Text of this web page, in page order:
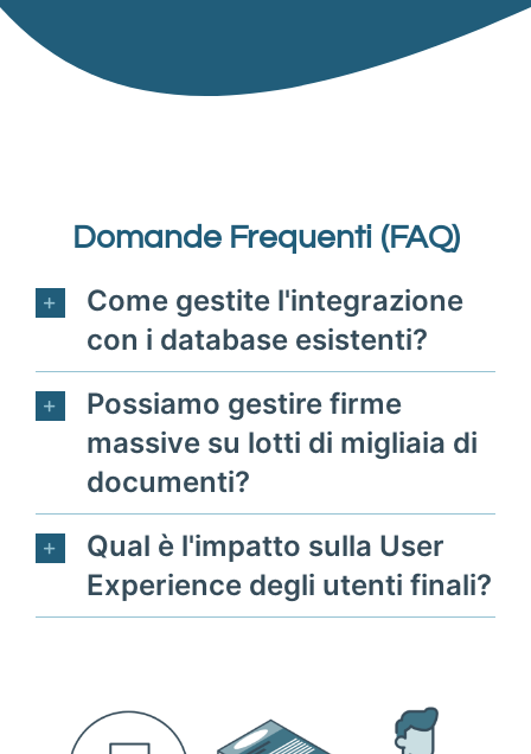
Domande Frequenti (FAQ)
Come gestite l'integrazione
con i database esistenti?
Possiamo gestire firme
massive su lotti di migliaia di
documenti?
Qual è l'impatto sulla User
Experience degli utenti finali?